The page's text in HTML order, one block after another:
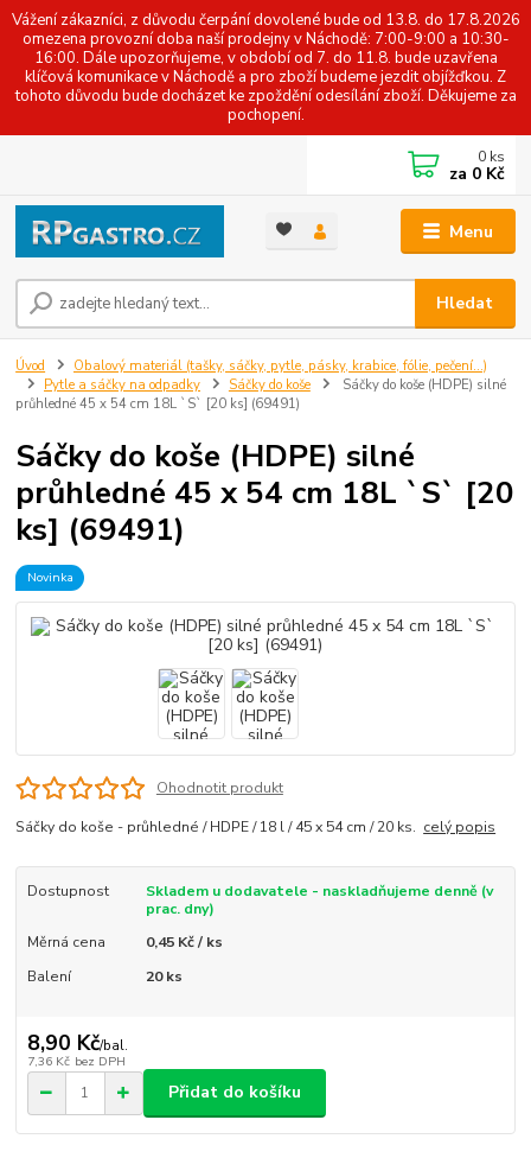
Vážení zákazníci, z důvodu čerpání dovolené bude od 13.8. do 17.8.2026
omezena provozní doba naší prodejny v Náchodě: 7:00-9:00 a 10:30-
16:00. Dále upozorňujeme, v období od 7. do 11.8. bude uzavřena
klíčová komunikace v Náchodě a pro zboží budeme jezdit objížďkou. Z
tohoto důvodu bude docházet ke zpoždění odesílání zboží. Děkujeme za
pochopení.
Menu
Hledat
0 ks
za 0 Kč
Úvod
Obalový materiál (tašky, sáčky, pytle, pásky, krabice, fólie, pečení...)
Pytle a sáčky na odpadky
Sáčky do koše
Sáčky do koše (HDPE) silné
průhledné 45 x 54 cm 18L `S` [20 ks] (69491)
Sáčky do koše (HDPE) silné
průhledné 45 x 54 cm 18L `S` [20
ks] (69491)
Novinka
Ohodnotit produkt
Sáčky do koše - průhledné / HDPE / 18 l / 45 x 54 cm / 20 ks. celý popis
Dostupnost
Skladem u dodavatele - naskladňujeme denně (v
prac. dny)
Měrná cena
0,45 Kč / ks
Balení
20 ks
8,90 Kč/bal.
7,36 Kč bez DPH
Přidat do košíku